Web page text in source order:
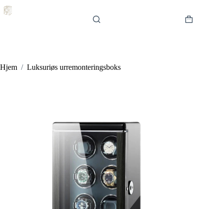
til
Hjem / Luksuriøs urremonteringsboks